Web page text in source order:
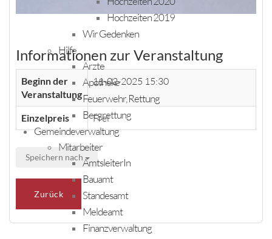
Hochzeiten 2019
Wir Gedenken
Hilfe
Ärzte
Apotheke
Feuerwehr, Rettung
Bergrettung
Gemeindeverwaltung
Mitarbeiter
AmtsleiterIn
Bauamt
Standesamt
Meldeamt
Finanzverwaltung
Informationen zur Veranstaltung
Beginn der
Veranstaltung
11-02-2025 15:30
Einzelpreis Frei
Speichern nach
Zurück